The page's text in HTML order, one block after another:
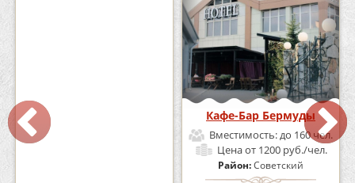
Кафе «Шишка»
Вместимость:
Кафе-Бар Бермуды
Вместимость:до 160 чел.
Ценаот 1200 руб./чел.
Район:Советский